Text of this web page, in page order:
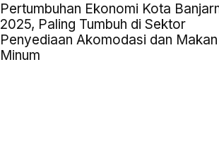
Pertumbuhan Ekonomi Kota
2025, Paling Tumbuh di Sektor
Penyediaan Akomodasi dan Makan
Minum